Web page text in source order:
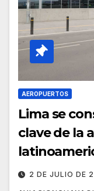
AEROPUERTOS
Lima se
clave de la
2 DE JULIO DE